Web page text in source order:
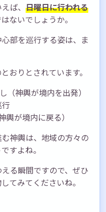
ば、 日曜日に行われる
ないでしょうか。
部を巡行する姿は、ま
おりとされています。
（神輿が境内を出発）
が境内に戻る）
神輿は、地域の方々の
すよね。
る瞬間ですので、ぜひ
てみてくださいね。